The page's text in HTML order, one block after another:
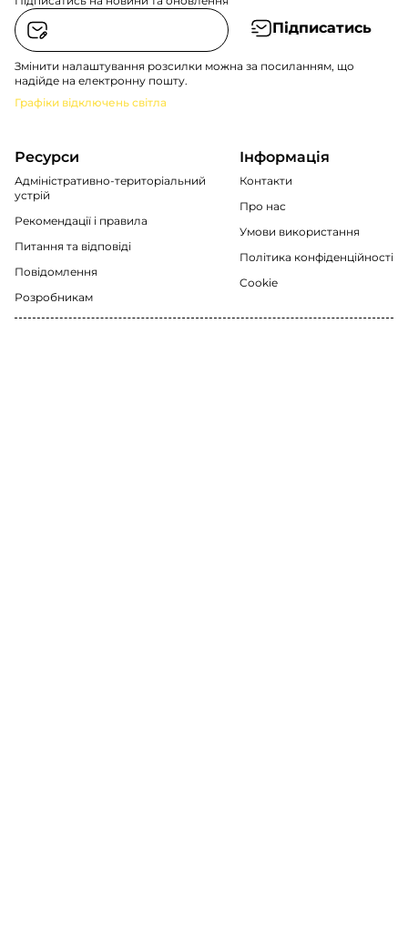
Підписатись
Змінити налаштування розсилки можна за посиланням, що
надійде на електронну пошту.
Графіки відключень світла
Ресурси
Адміністративно-територіальний
устрій
Рекомендації i правила
Питання та відповіді
Повідомлення
Розробникам
Інформація
Контакти
Про нас
Умови використання
Політика конфіденційності
Cookie